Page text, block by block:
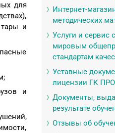
для
тары и
и
Интернет-
методических
Услуги и сервис
мировым
стандартам
Уставные
лицензии ГК
Документы,
результате
Отзывы об